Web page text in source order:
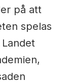
på att
spelas